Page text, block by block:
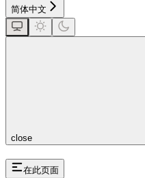
简体中文
close
在此页面